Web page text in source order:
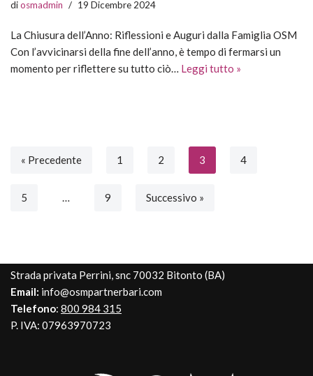
diosmadmin 19 Dicembre 2024
La Chiusura dell’Anno: Riflessioni e Auguri dalla Famiglia OSM
Con l’avvicinarsi della fine dell’anno, è tempo di fermarsi un
momento per riflettere su tutto ciò… Leggi tutto »
« Precedente 1 2 3 4
5 … 9 Successivo »
Strada privata Perrini, snc 70032 Bitonto (BA)
Email: info@osmpartnerbari.com
Telefono: 800 984 315
P. IVA: 07963970723